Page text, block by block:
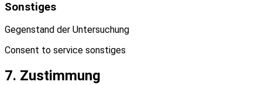
Sonstiges
Gegenstand der Untersuchung
Consent to service sonstiges
7. Zustimmung